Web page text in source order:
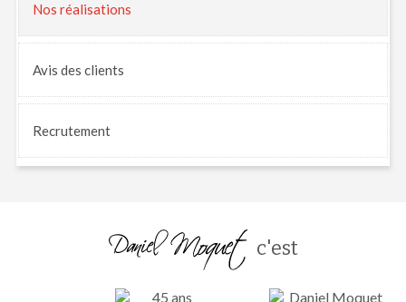
Nos réalisations
Avis des clients
Recrutement
c'est